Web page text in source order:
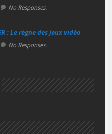
No Responses.
: Le règne des jeux vidéo
No Responses.